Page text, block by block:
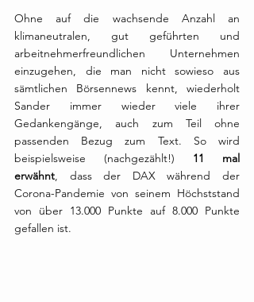
Ohne auf die wachsende Anzahl an
klimaneutralen, gut geführten und
arbeitnehmerfreundlichen Unternehmen
einzugehen, die man nicht sowieso aus
sämtlichen Börsennews kennt, wiederholt
Sander immer wieder viele ihrer
Gedankengänge, auch zum Teil ohne
passenden Bezug zum Text. So wird
beispielsweise (nachgezählt!) 11 mal
erwähnt, dass der DAX während der
Corona-Pandemie von seinem Höchststand
von über 13.000 Punkte auf 8.000 Punkte
gefallen ist.